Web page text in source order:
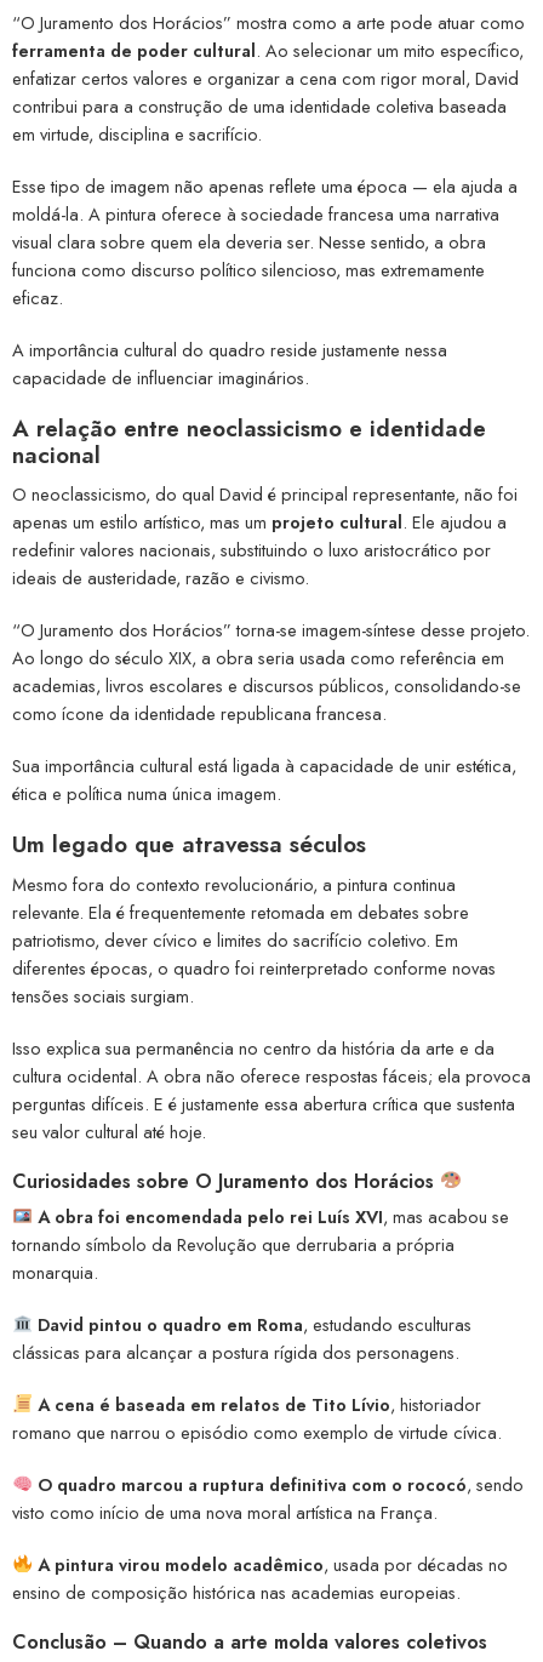
“O Juramento dos Horácios” mostra como a arte pode atuar como
ferramenta de poder cultural. Ao selecionar um mito específico,
enfatizar certos valores e organizar a cena com rigor moral, David
contribui para a construção de uma identidade coletiva baseada
em virtude, disciplina e sacrifício.
Esse tipo de imagem não apenas reflete uma época — ela ajuda a
moldá-la. A pintura oferece à sociedade francesa uma narrativa
visual clara sobre quem ela deveria ser. Nesse sentido, a obra
funciona como discurso político silencioso, mas extremamente
eficaz.
A importância cultural do quadro reside justamente nessa
capacidade de influenciar imaginários.
A relação entre neoclassicismo e identidade
nacional
O neoclassicismo, do qual David é principal representante, não foi
apenas um estilo artístico, mas um projeto cultural. Ele ajudou a
redefinir valores nacionais, substituindo o luxo aristocrático por
ideais de austeridade, razão e civismo.
“O Juramento dos Horácios” torna-se imagem-síntese desse projeto.
Ao longo do século XIX, a obra seria usada como referência em
academias, livros escolares e discursos públicos, consolidando-se
como ícone da identidade republicana francesa.
Sua importância cultural está ligada à capacidade de unir estética,
ética e política numa única imagem.
Um legado que atravessa séculos
Mesmo fora do contexto revolucionário, a pintura continua
relevante. Ela é frequentemente retomada em debates sobre
patriotismo, dever cívico e limites do sacrifício coletivo. Em
diferentes épocas, o quadro foi reinterpretado conforme novas
tensões sociais surgiam.
Isso explica sua permanência no centro da história da arte e da
cultura ocidental. A obra não oferece respostas fáceis; ela provoca
perguntas difíceis. E é justamente essa abertura crítica que sustenta
seu valor cultural até hoje.
Curiosidades sobre O Juramento dos Horácios
A obra foi encomendada pelo rei Luís XVI, mas acabou se
tornando símbolo da Revolução que derrubaria a própria
monarquia.
David pintou o quadro em Roma, estudando esculturas
clássicas para alcançar a postura rígida dos personagens.
A cena é baseada em relatos de Tito Lívio, historiador
romano que narrou o episódio como exemplo de virtude cívica.
O quadro marcou a ruptura definitiva com o rococó, sendo
visto como início de uma nova moral artística na França.
A pintura virou modelo acadêmico, usada por décadas no
ensino de composição histórica nas academias europeias.
Conclusão – Quando a arte molda valores coletivos